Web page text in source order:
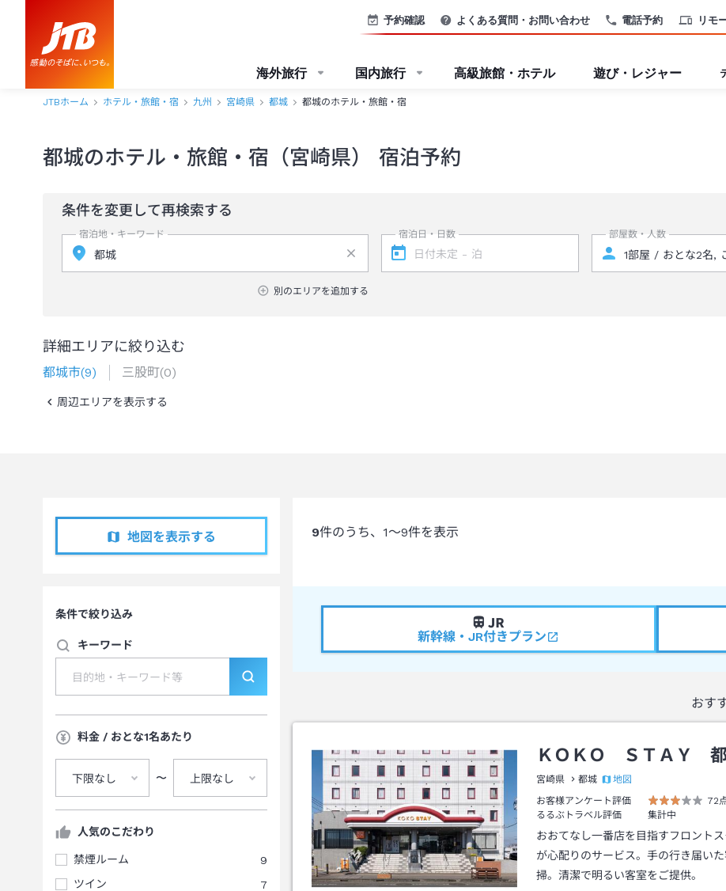
電話予約 リモ
予約確認 よくある質問・お問い合わせ
海外旅行 国内旅行 高級旅館・ホテル 遊び・レジャー
JTBホーム ホテル・旅館・宿 九州 宮崎県 都城 都城のホテル・旅館・宿
都城のホテル・旅館・宿（宮崎県） 宿泊予約
条件を変更して再検索する
宿泊地・キーワード
別のエリアを追加する
宿泊日・日数 部屋数・人数
詳細エリアに絞り込む
都城市(9) 三股町(0)
周辺エリアを表示する
地図を表示する
条件で絞り込み
キーワード
料金 / おとな1名あたり
下限なし 〜 上限なし
人気のこだわり
禁煙ルーム
9
ツイン
7
9件のうち、 1～9件を表示
新幹線・JR付きプラン
おす
ＫＯＫＯ ＳＴＡＹ
宮崎県 都城
地図
お客様アンケート評価
72
るるぶトラベル評価
集計中
おおてなし一番店を目指すフロントス
が心配りのサービス。手の行き届い
掃。清潔で明るい客室をご提供。